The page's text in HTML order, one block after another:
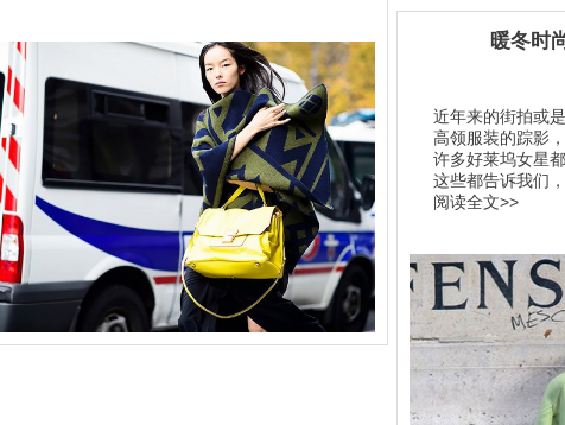
暖冬时
近年来的街拍或
高领服装的踪影
许多好莱坞女星
这些都告诉我们
阅读全文>>